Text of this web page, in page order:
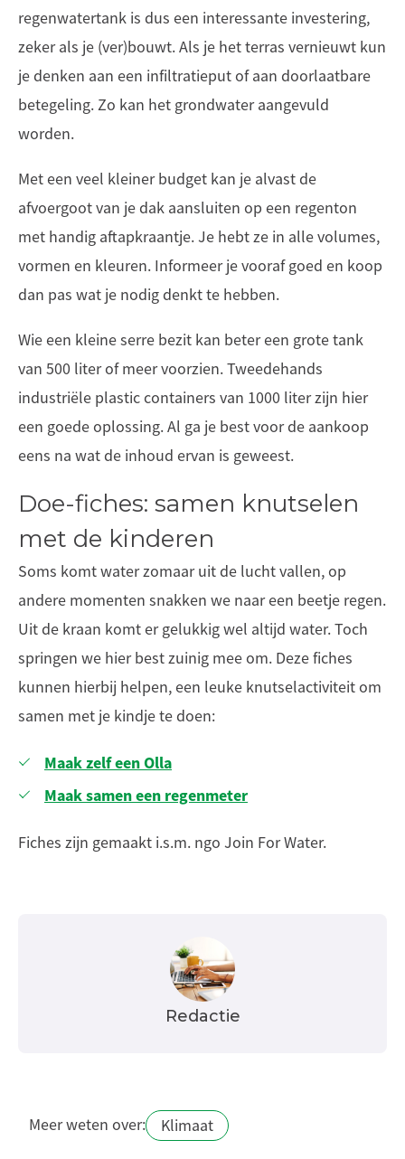
regenwatertank is dus een interessante investering,
zeker als je (ver)bouwt. Als je het terras vernieuwt kun
je denken aan een infiltratieput of aan doorlaatbare
betegeling. Zo kan het grondwater aangevuld
worden.
Met een veel kleiner budget kan je alvast de
afvoergoot van je dak aansluiten op een regenton
met handig aftapkraantje. Je hebt ze in alle volumes,
vormen en kleuren. Informeer je vooraf goed en koop
dan pas wat je nodig denkt te hebben.
Wie een kleine serre bezit kan beter een grote tank
van 500 liter of meer voorzien. Tweedehands
industriële plastic containers van 1000 liter zijn hier
een goede oplossing. Al ga je best voor de aankoop
eens na wat de inhoud ervan is geweest.
Doe-fiches: samen knutselen
met de kinderen
Soms komt water zomaar uit de lucht vallen, op
andere momenten snakken we naar een beetje regen.
Uit de kraan komt er gelukkig wel altijd water. Toch
springen we hier best zuinig mee om. Deze fiches
kunnen hierbij helpen, een leuke knutselactiviteit om
samen met je kindje te doen:
Maak zelf een Olla
Maak samen een regenmeter
Fiches zijn gemaakt i.s.m. ngo Join For Water.
Redactie
Meer weten over: Klimaat